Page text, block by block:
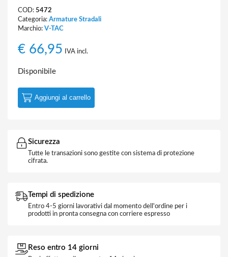
COD: 5472
Categoria: Armature Stradali
Marchio: V-TAC
€ 66,95 IVA incl.
Disponibile
Aggiungi al carrello
Sicurezza
Tutte le transazioni sono gestite con sistema di protezione
cifrata.
Tempi di spedizione
Entro 4-5 giorni lavorativi dal momento dell'ordine per i
prodotti in pronta consegna con corriere espresso
Reso entro 14 giorni